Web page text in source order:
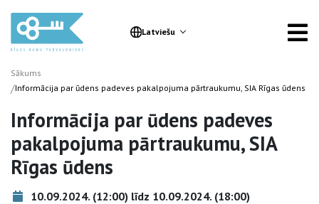
Latviešu
Sākums
/Informācija par ūdens padeves pakalpojuma pārtraukumu, SIA Rīgas ūdens
Informācija par ūdens padeves
pakalpojuma pārtraukumu, SIA
Rīgas ūdens
10.09.2024. (12:00) līdz 10.09.2024. (18:00)